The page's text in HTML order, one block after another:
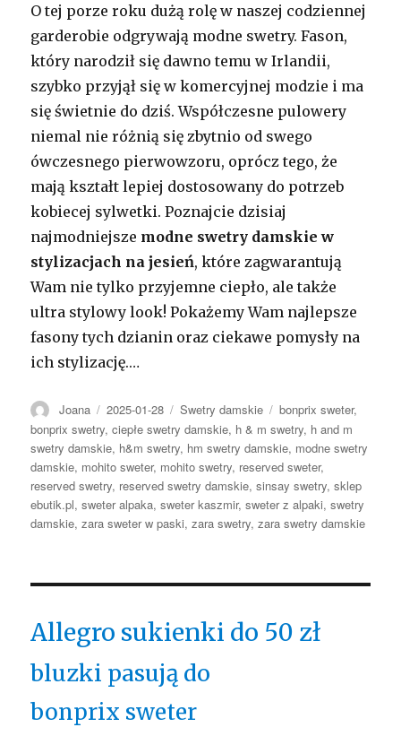
O tej porze roku dużą rolę w naszej codziennej
garderobie odgrywają modne swetry. Fason,
który narodził się dawno temu w Irlandii,
szybko przyjął się w komercyjnej modzie i ma
się świetnie do dziś. Współczesne pulowery
niemal nie różnią się zbytnio od swego
ówczesnego pierwowzoru, oprócz tego, że
mają kształt lepiej dostosowany do potrzeb
kobiecej sylwetki. Poznajcie dzisiaj
najmodniejsze modne swetry damskie w
stylizacjach na jesień, które zagwarantują
Wam nie tylko przyjemne ciepło, ale także
ultra stylowy look! Pokażemy Wam najlepsze
fasony tych dzianin oraz ciekawe pomysły na
ich stylizację.…
Autor
Joana Opublikowano
2025-01-28 Kategorie
Swetry damskie Tagi
bonprix sweter,
bonprix swetry,ciepłe swetry damskie, h & m swetry, h and m
swetry damskie, h&m swetry, hm swetry damskie, modne swetry
damskie, mohito sweter, mohito swetry, reserved sweter,
reserved swetry, reserved swetry damskie,sinsay swetry,sklep
ebutik.pl,sweter alpaka,sweter kaszmir,sweter z alpaki,swetry
damskie,zara sweter w paski,zara swetry,zara swetry damskie
Allegro sukienki do 50 zł
bluzki pasują do
bonprix sweter